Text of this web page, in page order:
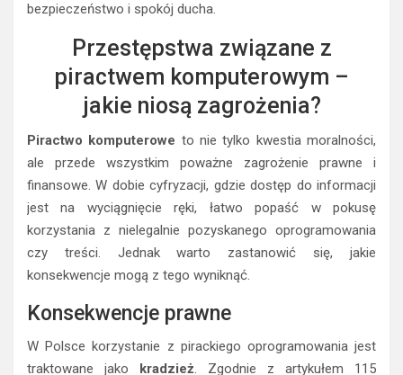
bezpieczeństwo i spokój ducha.
Przestępstwa związane z
piractwem komputerowym –
jakie niosą zagrożenia?
Piractwo komputerowe to nie tylko kwestia moralności,
ale przede wszystkim poważne zagrożenie prawne i
finansowe. W dobie cyfryzacji, gdzie dostęp do informacji
jest na wyciągnięcie ręki, łatwo popaść w pokusę
korzystania z nielegalnie pozyskanego oprogramowania
czy treści. Jednak warto zastanowić się, jakie
konsekwencje mogą z tego wyniknąć.
Konsekwencje prawne
W Polsce korzystanie z pirackiego oprogramowania jest
traktowane jako kradzież. Zgodnie z artykułem 115